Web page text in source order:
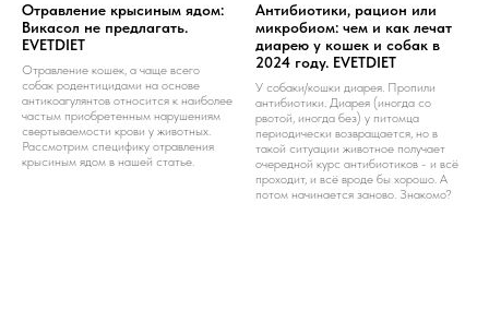
Отравление крысиным ядом:
Викасол не предлагать.
EVETDIET
Отравление кошек, а чаще всего
собак родентицидами на основе
антикоагулянтов относится к наиболее
частым приобретенным нарушениям
свертываемости крови у животных.
Рассмотрим специфику отравления
крысиным ядом в нашей статье.
Антибиотики, рацион или
микробиом: чем и как лечат
диарею у кошек и собак в
2024 году. EVETDIET
У собаки/кошки диарея. Пропили
антибиотики. Диарея (иногда со
рвотой, иногда без) у питомца
периодически возвращается, но в
такой ситуации животное получает
очередной курс антибиотиков - и всё
проходит, и всё вроде бы хорошо. А
потом начинается заново. Знакомо?